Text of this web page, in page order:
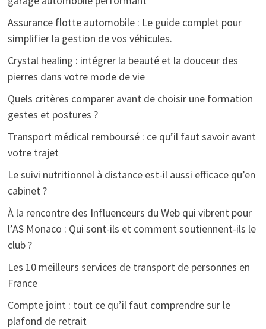
Assurance flotte automobile : Le guide complet pour
simplifier la gestion de vos véhicules.
Crystal healing : intégrer la beauté et la douceur des
pierres dans votre mode de vie
Quels critères comparer avant de choisir une formation
gestes et postures ?
Transport médical remboursé : ce qu’il faut savoir avant
votre trajet
Le suivi nutritionnel à distance est-il aussi efficace qu’en
cabinet ?
À la rencontre des Influenceurs du Web qui vibrent pour
l’AS Monaco : Qui sont-ils et comment soutiennent-ils le
club ?
Les 10 meilleurs services de transport de personnes en
France
Compte joint : tout ce qu’il faut comprendre sur le
plafond de retrait